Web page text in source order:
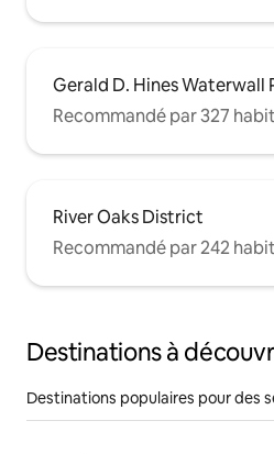
Gerald D. Hines Waterwall
Recommandé par 327
River Oaks District
Recommandé par 242
Destinations à
Destinations populaires pour des